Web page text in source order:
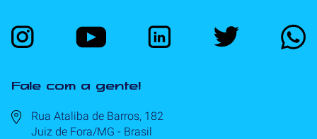
Fale com a gente!
Rua Ataliba de Barros, 182
Juiz de Fora/MG - Brasil